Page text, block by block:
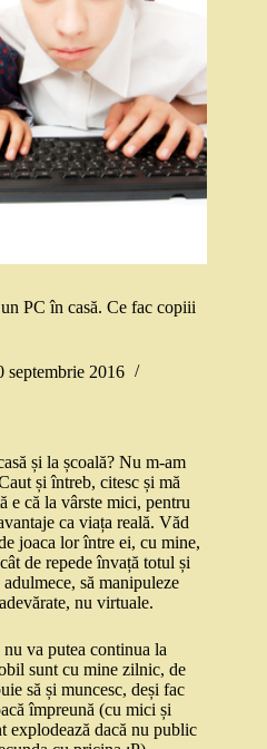
PC în casă. Ce fac copiii
septembrie 2016
și la școală? Nu m-am
și întreb, citesc și mă
e că la vârste mici, pentru
ca viața reală. Văd
joaca lor între ei, cu mine,
de repede învață totul și
să manipuleze
nu virtuale.
nu va putea continua la
sunt cu mine zilnic, de
să și muncesc, deși fac
împreună (cu mici și
explodează dacă nu public